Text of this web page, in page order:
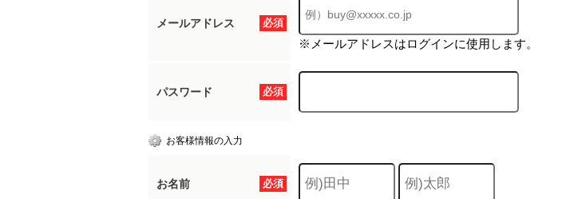
必須
メールアドレス
※メールアドレスはログインに使用します。
必須
パスワード
お客様情報の入力
必須
お名前